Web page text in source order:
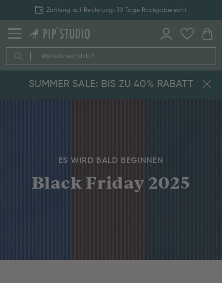
Zahlung auf Rechnung: 30 Tage Rückgaberecht
SUMMER SALE: BIS ZU 40% RABATT
ES WIRD BALD BEGINNEN
Black Friday 2025